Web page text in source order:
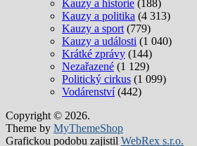
Kauzy a historie (188)
Kauzy a politika (4 313)
Kauzy a sport (779)
Kauzy a události (1 040)
Krátké zprávy (144)
Nezařazené (1 129)
Politický cirkus (1 099)
Vodárenství(442)
Copyright © 2026.
Theme by MyThemeShop
Grafickou podobu zajistil WebRex s.r.o.